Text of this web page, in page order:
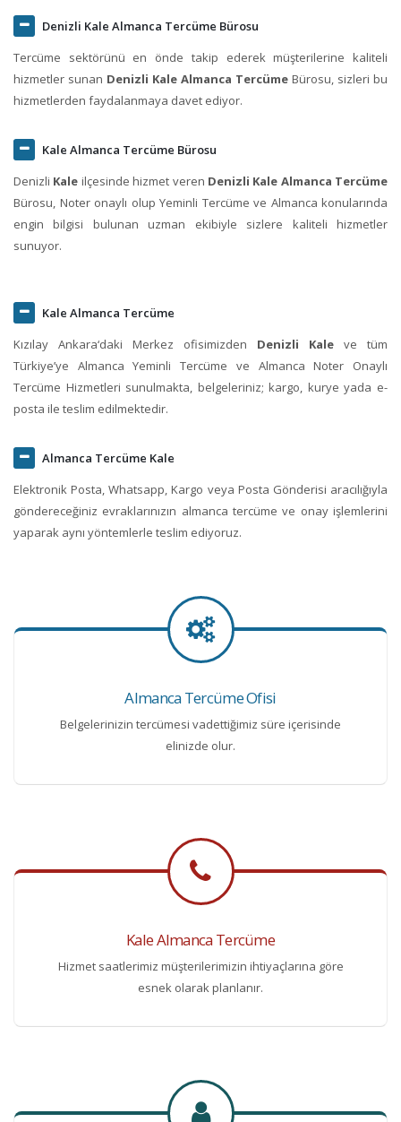
Denizli Kale Almanca Tercüme Bürosu
Tercüme sektörünü en önde takip ederek müşterilerine kaliteli
hizmetler sunan Denizli Kale Almanca Tercüme Bürosu, sizleri bu
hizmetlerden faydalanmaya davet ediyor.
Kale Almanca Tercüme Bürosu
Denizli Kale ilçesinde hizmet veren Denizli Kale Almanca Tercüme
Bürosu, Noter onaylı olup Yeminli Tercüme ve Almanca konularında
engin bilgisi bulunan uzman ekibiyle sizlere kaliteli hizmetler
sunuyor.
Kale Almanca Tercüme
Kızılay Ankara‘daki Merkez ofisimizden Denizli Kale ve tüm
Türkiye’ye Almanca Yeminli Tercüme ve Almanca Noter Onaylı
Tercüme Hizmetleri sunulmakta, belgeleriniz; kargo, kurye yada e-
posta ile teslim edilmektedir.
Almanca Tercüme Kale
Elektronik Posta, Whatsapp, Kargo veya Posta Gönderisi aracılığıyla
göndereceğiniz evraklarınızın almanca tercüme ve onay işlemlerini
yaparak aynı yöntemlerle teslim ediyoruz.
Almanca Tercüme Ofisi
Belgelerinizin tercümesi vadettiğimiz süre içerisinde
elinizde olur.
Kale Almanca Tercüme
Hizmet saatlerimiz müşterilerimizin ihtiyaçlarına göre
esnek olarak planlanır.